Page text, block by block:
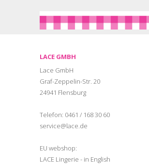
LACE GMBH
Lace GmbH
Graf-Zeppelin-Str. 20
24941 Flensburg
Telefon: 0461 / 168 30 60
service@lace.de
EU webshop:
LACE Lingerie - in English